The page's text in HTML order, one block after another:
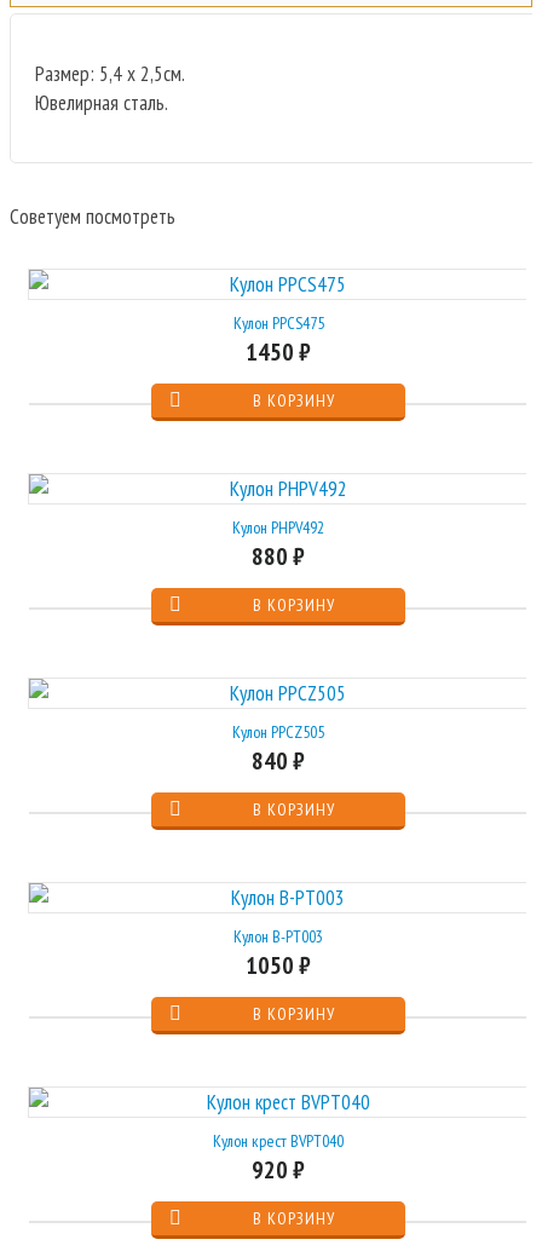
Размер: 5,4 x 2,5см.
Ювелирная сталь.
Советуем посмотреть
Кулон PPCS475
1450 ₽
Кулон PHPV492
880 ₽
Кулон PPCZ505
840 ₽
Кулон B-PT003
1050 ₽
Кулон крест BVPT040
920 ₽